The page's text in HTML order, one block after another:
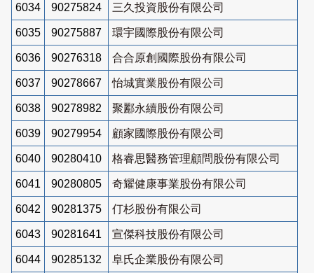
6034 90275824 三久投資股份有限公司
6035 90275887 環宇國際股份有限公司
6036 90276318 合合原創國際股份有限公司
6037 90278667 怡城實業股份有限公司
6038 90278982 聚酈永續股份有限公司
6039 90279954 顧家國際股份有限公司
6040 90280410 格睿思醫務管理顧問股份有限公司
6041 90280805 奇耀健康事業股份有限公司
6042 90281375 仃杉股份有限公司
6043 90281641 宣傑科技股份有限公司
6044 90285132 阜氏企業股份有限公司